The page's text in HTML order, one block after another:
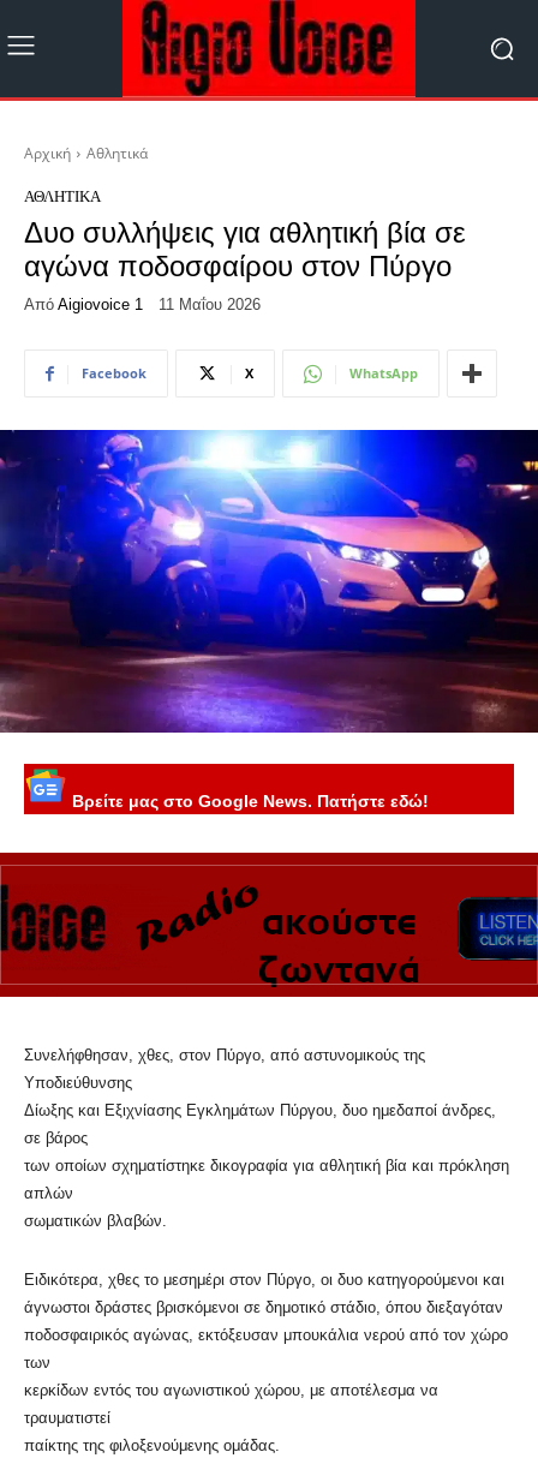
Αρχική Αθλητικά
ΑΘΛΗΤΙΚΆ
Δυο συλλήψεις για αθλητική βία σε
αγώνα ποδοσφαίρου στον Πύργο
Από Aigiovoice 1 11 Μαΐου 2026
Facebook X WhatsApp
Βρείτε μας στο Google News. Πατήστε εδώ!
Συνελήφθησαν, χθες, στον Πύργο, από αστυνομικούς της
Υποδιεύθυνσης
Δίωξης και Εξιχνίασης Εγκλημάτων Πύργου, δυο ημεδαποί άνδρες,
σε βάρος
των οποίων σχηματίστηκε δικογραφία για αθλητική βία και πρόκληση
απλών
σωματικών βλαβών.
Ειδικότερα, χθες το μεσημέρι στον Πύργο, οι δυο κατηγορούμενοι και
άγνωστοι δράστες βρισκόμενοι σε δημοτικό στάδιο, όπου διεξαγόταν
ποδοσφαιρικός αγώνας, εκτόξευσαν μπουκάλια νερού από τον χώρο
των
κερκίδων εντός του αγωνιστικού χώρου, με αποτέλεσμα να
τραυματιστεί
παίκτης της φιλοξενούμενης ομάδας.